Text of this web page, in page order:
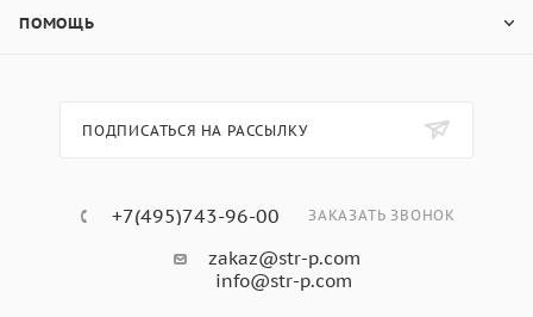
ПОМОЩЬ
ПОДПИСАТЬСЯ НА РАССЫЛКУ
+7(495)743-96-00 ЗАКАЗАТЬ ЗВОНОК
zakaz@str-p.com
info@str-p.com